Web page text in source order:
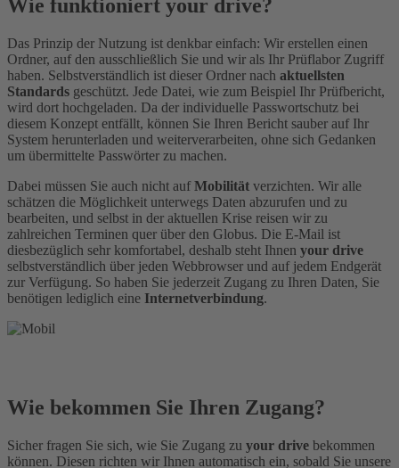
Wie funktioniert your drive?
Das Prinzip der Nutzung ist denkbar einfach: Wir erstellen einen
Ordner, auf den ausschließlich Sie und wir als Ihr Prüflabor Zugriff
haben. Selbstverständlich ist dieser Ordner nach aktuellsten
Standards geschützt. Jede Datei, wie zum Beispiel Ihr Prüfbericht,
wird dort hochgeladen. Da der individuelle Passwortschutz bei
diesem Konzept entfällt, können Sie Ihren Bericht sauber auf Ihr
System herunterladen und weiterverarbeiten, ohne sich Gedanken
um übermittelte Passwörter zu machen.
Dabei müssen Sie auch nicht auf Mobilität verzichten. Wir alle
schätzen die Möglichkeit unterwegs Daten abzurufen und zu
bearbeiten, und selbst in der aktuellen Krise reisen wir zu
zahlreichen Terminen quer über den Globus. Die E-Mail ist
diesbezüglich sehr komfortabel, deshalb steht Ihnen your drive
selbstverständlich über jeden Webbrowser und auf jedem Endgerät
zur Verfügung. So haben Sie jederzeit Zugang zu Ihren Daten, Sie
benötigen lediglich eine Internetverbindung.
Wie bekommen Sie Ihren Zugang?
Sicher fragen Sie sich, wie Sie Zugang zu your drive bekommen
können. Diesen richten wir Ihnen automatisch ein, sobald Sie unsere